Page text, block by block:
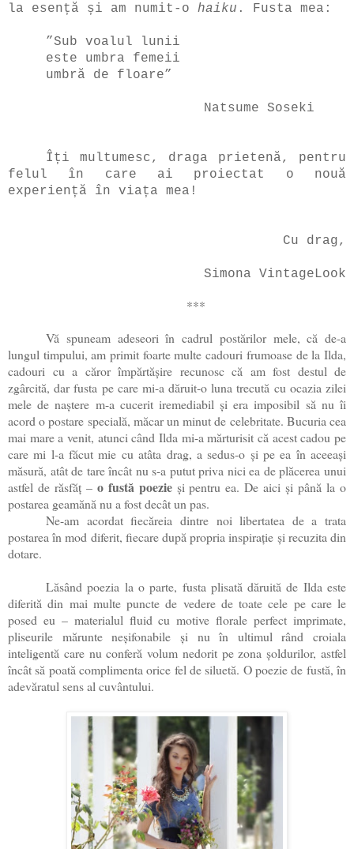
la esență și am numit-o haiku . Fusta mea:
”Sub voalul lunii
este umbra femeii
umbră de floare”
Natsume Soseki
Îți multumesc, draga prietenă, pentru
felul în care ai proiectat o nouă
experiență în viața mea!
Cu drag,
Simona VintageLook
***
Vă spuneam adeseori în cadrul postărilor mele, că de-a
lungul timpului, am primit foarte multe cadouri frumoase de la Ilda,
cadouri cu a căror împărtășire recunosc că am fost destul de
zgârcită, dar fusta pe care mi-a dăruit-o luna trecută cu ocazia zilei
mele de naștere m-a cucerit iremediabil și era imposibil să nu îi
acord o postare specială, măcar un minut de celebritate. Bucuria cea
mai mare a venit, atunci când Ilda mi-a mărturisit că acest cadou pe
care mi l-a făcut mie cu atâta drag, a sedus-o și pe ea în aceeași
măsură, atât de tare încât nu s-a putut priva nici ea de plăcerea unui
astfel de răsfăț – o fustă poezieși pentru ea. De aici și până la o
postarea geamănă nu a fost decât un pas.
Ne-am acordat fiecăreia dintre noi libertatea de a trata
postarea în mod diferit, fiecare după propria inspirație și recuzita din
dotare.
Lăsând poezia la o parte, fusta plisată dăruită de Ilda este
diferită din mai multe puncte de vedere de toate cele pe care le
posed eu – materialul fluid cu motive florale perfect imprimate,
pliseurile mărunte neșifonabile și nu în ultimul rând croiala
inteligentă care nu conferă volum nedorit pe zona șoldurilor, astfel
încât să poată complimenta orice fel de siluetă. O poezie de fustă, în
adevăratul sens al cuvântului.